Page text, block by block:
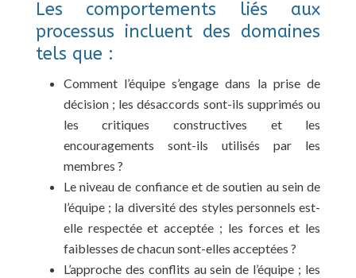
Les comportements liés aux
processus incluent des domaines
tels que :
Comment l’équipe s’engage dans la prise de
décision ; les désaccords sont-ils supprimés ou
les critiques constructives et les
encouragements sont-ils utilisés par les
membres ?
Le niveau de confiance et de soutien au sein de
l’équipe ; la diversité des styles personnels est-
elle respectée et acceptée ; les forces et les
faiblesses de chacun sont-elles acceptées ?
L’approche des conflits au sein de l’équipe ; les